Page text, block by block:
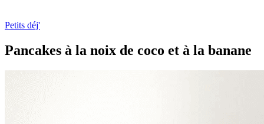
Petits déj'
Pancakes à la noix de coco et à la banane